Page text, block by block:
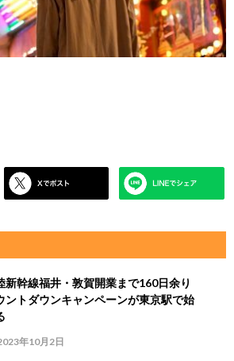
新幹線福井・敦賀開業まで160日余り
ントダウンキャンペーンが東京駅で始
年10月2日